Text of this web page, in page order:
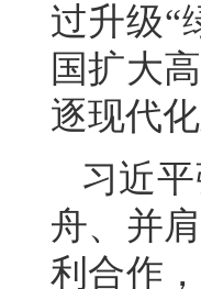
过升级“
国扩大
逐现代
习近
舟、并
利合作